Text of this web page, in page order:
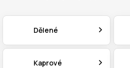
Dělené
Kaprové